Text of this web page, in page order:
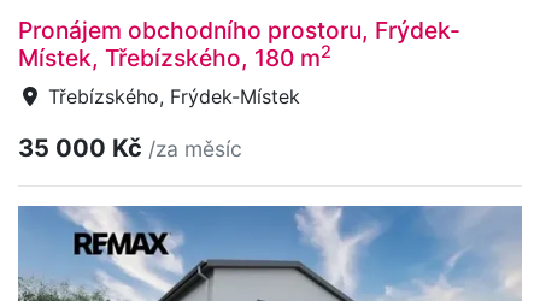
Pronájem obchodního prostoru, Frýdek-
Místek, Třebízského, 180 m2
Třebízského, Frýdek-Místek
35 000 Kč /za měsíc